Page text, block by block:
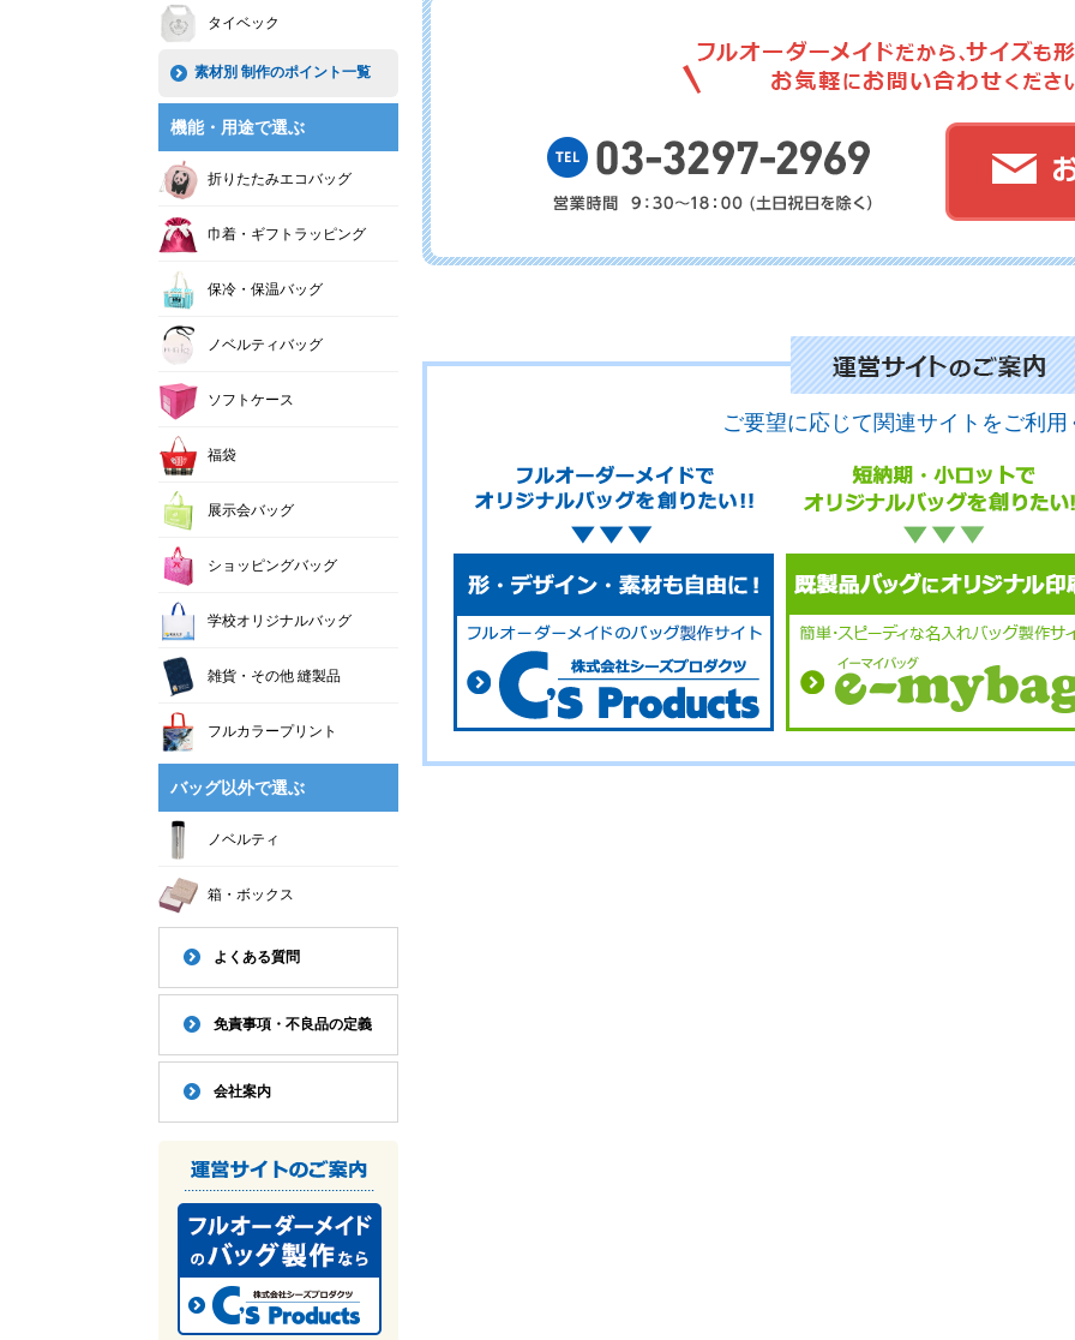
ご要望に応じて関連サイトをご利用
タイベック
素材別 制作のポイント一覧
機能・用途で選ぶ
折りたたみエコバッグ
巾着・ギフトラッピング
保冷・保温バッグ
ノベルティバッグ
ソフトケース
福袋
展示会バッグ
ショッピングバッグ
学校オリジナルバッグ
雑貨・その他 縫製品
フルカラープリント
バッグ以外で選ぶ
ノベルティ
箱・ボックス
よくある質問
免責事項・不良品の定義
会社案内